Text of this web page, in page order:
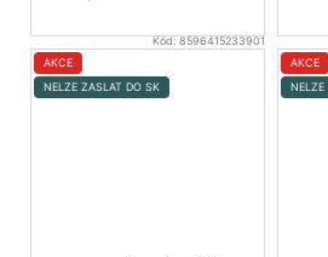
Kód:8596415233901
AKCE
NELZE ZASLAT DO SK
AKCE